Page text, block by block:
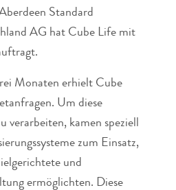
Standard
AG hat Cube Life mit
Monaten erhielt Cube
Um diese
verarbeiten, kamen speziell
zum Einsatz,
und
ermöglichten. Diese